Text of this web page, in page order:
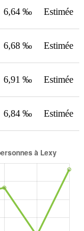
6,64 ‰ Estimée
6,68 ‰ Estimée
6,91 ‰ Estimée
6,84 ‰ Estimée